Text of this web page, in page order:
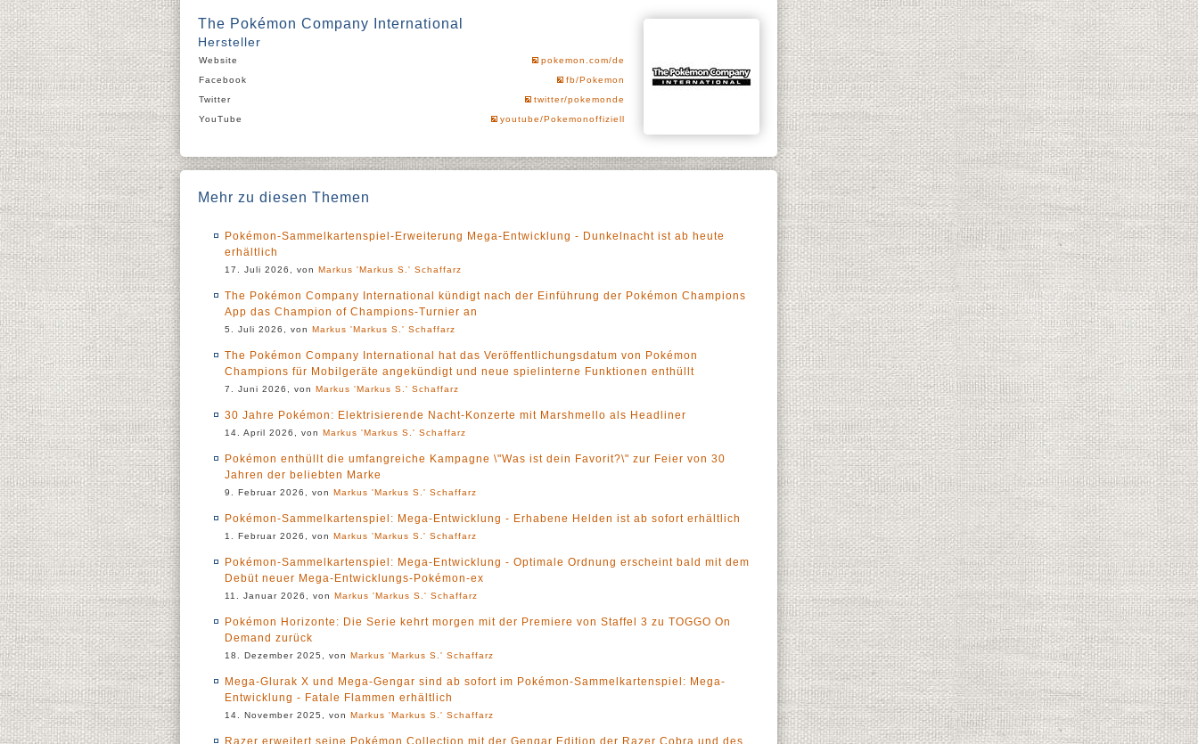
The Pokémon Company International
Hersteller
Website
pokemon.com/de
Facebook
fb/Pokemon
Twitter
twitter/pokemonde
YouTube
youtube/Pokemonoffiziell
Mehr zu diesen Themen
Pokémon-Sammelkartenspiel-Erweiterung Mega-Entwicklung - Dunkelnacht ist ab heute
erhältlich
17. Juli 2026, von Markus 'Markus S.' Schaffarz
The Pokémon Company International kündigt nach der Einführung der Pokémon Champions
App das Champion of Champions-Turnier an
5. Juli 2026, von Markus 'Markus S.' Schaffarz
The Pokémon Company International hat das Veröffentlichungsdatum von Pokémon
Champions für Mobilgeräte angekündigt und neue spielinterne Funktionen enthüllt
7. Juni 2026, von Markus 'Markus S.' Schaffarz
30 Jahre Pokémon: Elektrisierende Nacht-Konzerte mit Marshmello als Headliner
14. April 2026, von Markus 'Markus S.' Schaffarz
Pokémon enthüllt die umfangreiche Kampagne \"Was ist dein Favorit?\" zur Feier von 30
Jahren der beliebten Marke
9. Februar 2026, von Markus 'Markus S.' Schaffarz
Pokémon-Sammelkartenspiel: Mega-Entwicklung - Erhabene Helden ist ab sofort erhältlich
1. Februar 2026, von Markus 'Markus S.' Schaffarz
Pokémon-Sammelkartenspiel: Mega-Entwicklung - Optimale Ordnung erscheint bald mit dem
Debüt neuer Mega-Entwicklungs-Pokémon-ex
11. Januar 2026, von Markus 'Markus S.' Schaffarz
Pokémon Horizonte: Die Serie kehrt morgen mit der Premiere von Staffel 3 zu TOGGO On
Demand zurück
18. Dezember 2025, von Markus 'Markus S.' Schaffarz
Mega-Glurak X und Mega-Gengar sind ab sofort im Pokémon-Sammelkartenspiel: Mega-
Entwicklung - Fatale Flammen erhältlich
14. November 2025, von Markus 'Markus S.' Schaffarz
Razer erweitert seine Pokémon Collection mit der Gengar Edition der Razer Cobra und des